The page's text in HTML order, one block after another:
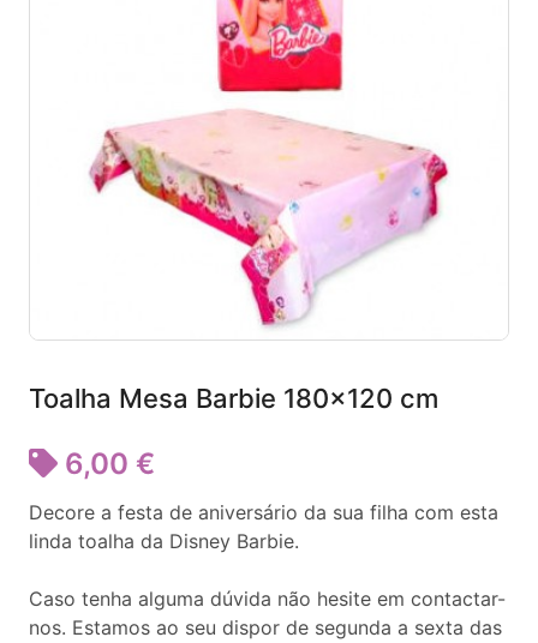
Toalha Mesa Barbie 180x120 cm
6,00 €
Decore a festa de aniversário da sua filha com esta
linda toalha da Disney Barbie.
Caso tenha alguma dúvida não hesite em contactar-
nos. Estamos ao seu dispor de segunda a sexta das